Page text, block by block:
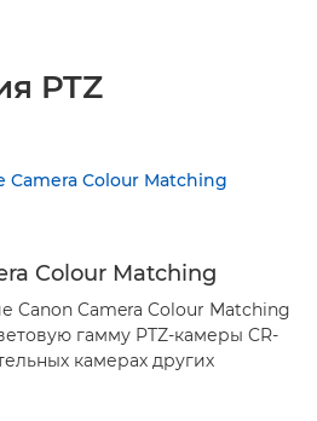
PTZ
Colour Matching
Canon Camera Colour Matching
гамму PTZ-камеры CR-
камерах других